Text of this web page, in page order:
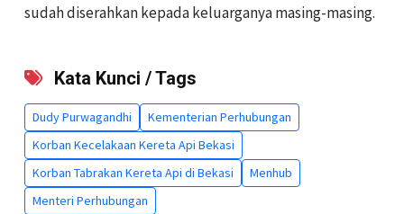
sudah diserahkan kepada keluarganya masing-masing.
Kata Kunci / Tags
Dudy Purwagandhi
Kementerian Perhubungan
Korban Kecelakaan Kereta Api Bekasi
Korban Tabrakan Kereta Api di Bekasi
Menhub
Menteri Perhubungan